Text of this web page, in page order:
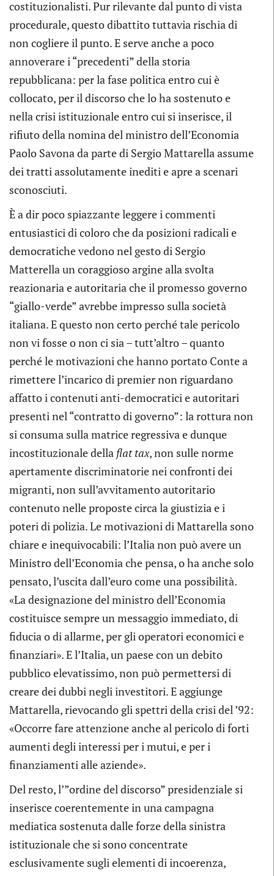
costituzionalisti. Pur rilevante dal punto di vista
procedurale, questo dibattito tuttavia rischia di
non cogliere il punto. E serve anche a poco
annoverare i “precedenti” della storia
repubblicana: per la fase politica entro cui è
collocato, per il discorso che lo ha sostenuto e
nella crisi istituzionale entro cui si inserisce, il
rifiuto della nomina del ministro dell’Economia
Paolo Savona da parte di Sergio Mattarella assume
dei tratti assolutamente inediti e apre a scenari
sconosciuti.
È a dir poco spiazzante leggere i commenti
entusiastici di coloro che da posizioni radicali e
democratiche vedono nel gesto di Sergio
Matterella un coraggioso argine alla svolta
reazionaria e autoritaria che il promesso governo
“giallo-verde” avrebbe impresso sulla società
italiana. E questo non certo perché tale pericolo
non vi fosse o non ci sia – tutt’altro – quanto
perché le motivazioni che hanno portato Conte a
rimettere l’incarico di premier non riguardano
affatto i contenuti anti-democratici e autoritari
presenti nel “contratto di governo”: la rottura non
si consuma sulla matrice regressiva e dunque
incostituzionale della flat tax, non sulle norme
apertamente discriminatorie nei confronti dei
migranti, non sull’avvitamento autoritario
contenuto nelle proposte circa la giustizia e i
poteri di polizia. Le motivazioni di Mattarella sono
chiare e inequivocabili: l’Italia non può avere un
Ministro dell’Economia che pensa, o ha anche solo
pensato, l’uscita dall’euro come una possibilità.
«La designazione del ministro dell’Economia
costituisce sempre un messaggio immediato, di
fiducia o di allarme, per gli operatori economici e
finanziari». E l’Italia, un paese con un debito
pubblico elevatissimo, non può permettersi di
creare dei dubbi negli investitori. E aggiunge
Mattarella, rievocando gli spettri della crisi del ’92:
«Occorre fare attenzione anche al pericolo di forti
aumenti degli interessi per i mutui, e per i
finanziamenti alle aziende».
Del resto, l’”ordine del discorso” presidenziale si
inserisce coerentemente in una campagna
mediatica sostenuta dalle forze della sinistra
istituzionale che si sono concentrate
esclusivamente sugli elementi di incoerenza,